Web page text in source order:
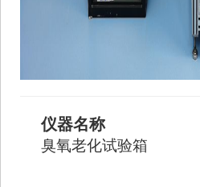
仪器名称
臭氧老化试验箱